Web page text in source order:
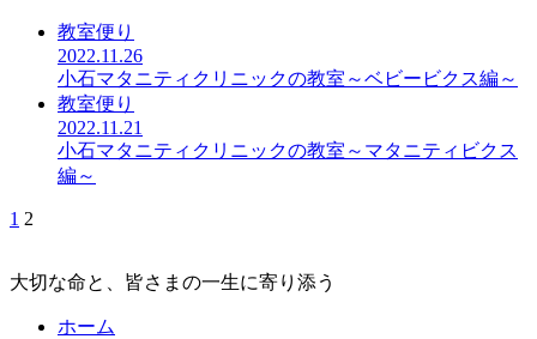
教室便り
2022.11.26
小石マタニティクリニックの教室～ベビービクス編～
教室便り
2022.11.21
小石マタニティクリニックの教室～マタニティビクス
編～
1 2
大切な命と、皆さまの一生に寄り添う
ホーム